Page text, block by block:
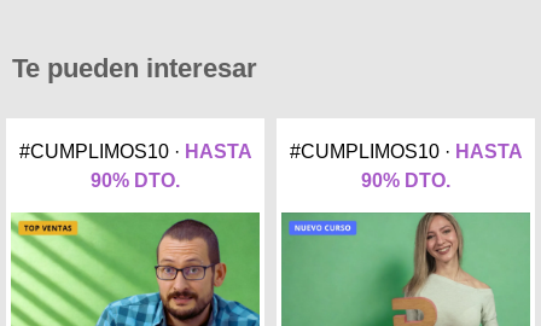
Te pueden interesar
#CUMPLIMOS10 · HASTA
90% DTO.
#CUMPLIMOS10 · HASTA
90% DTO.